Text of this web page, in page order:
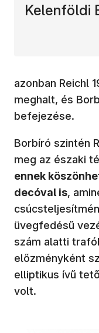
Kelenföldi
azonban Reichl
meghalt, és
befejezése.
Borbíró szintén
meg az északi
ennek
decóval is,
üvegfedésű
szám alatti
előzményként
elliptikus ívű
volt.